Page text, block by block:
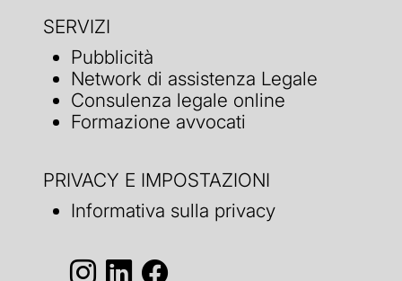
SERVIZI
Pubblicità
Network di assistenza Legale
Consulenza legale online
Formazione avvocati
PRIVACY E IMPOSTAZIONI
Informativa sulla privacy